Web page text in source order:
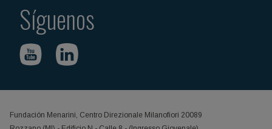
Síguenos
Fundación Menarini, Centro Direzionale Milanofiori 20089